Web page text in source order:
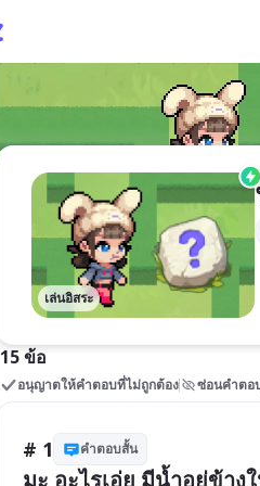
เล่นอิสระ
15 ข้อ
อนุญาตให้คำตอบที่ไม่ถูกต้อง ซ่อนคำตอ
# 1 คำตอบสั้น
มะ อะไรเอ่ย มีน้ำอยู่ข้าง